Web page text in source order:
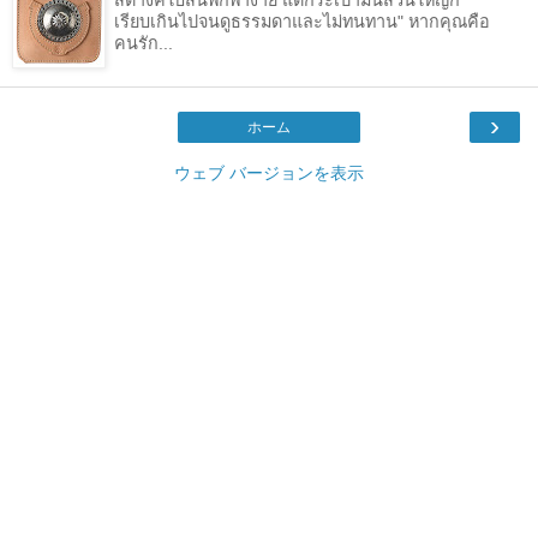
เรียบเกินไปจนดูธรรมดาและไม่ทนทาน" หากคุณคือ
คนรัก...
›
ホーム
ウェブ バージョンを表示